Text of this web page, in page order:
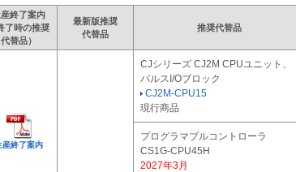
終了案内
了時の推奨
代替品）
最新版推奨
代替品
推奨代替品
産終了案内
CJシリーズ CJ2M CPUユニット、
パルスI/Oブロック
CJ2M-CPU15
現行商品
プログラマブルコントローラ
CS1G-CPU45H
2027年3月